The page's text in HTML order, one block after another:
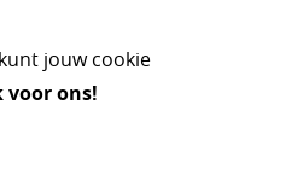
jouw cookie
voor ons!